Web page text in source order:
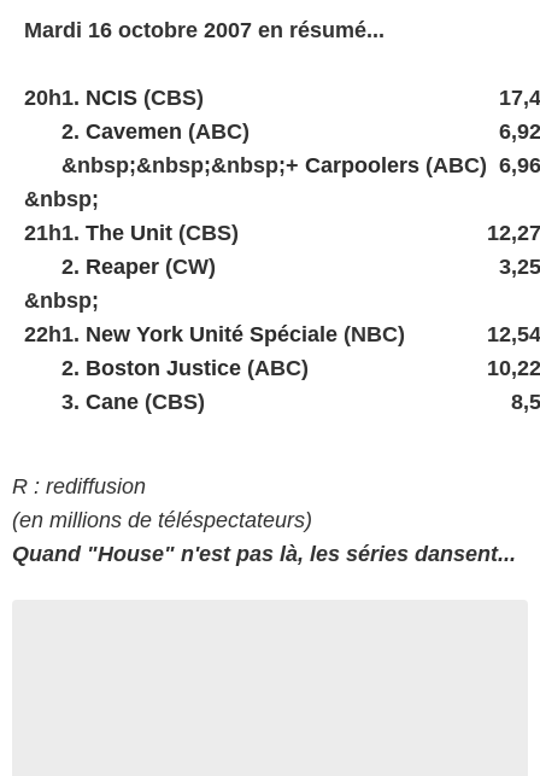
Mardi 16 octobre 2007 en résumé...
20h1. NCIS (CBS)
17,4
2. Cavemen (ABC)
6,92
&nbsp;&nbsp;&nbsp;+ Carpoolers (ABC) 6,96
&nbsp;
21h1. The Unit (CBS)
12,27
2. Reaper (CW)
3,25
&nbsp;
22h1. New York Unité Spéciale (NBC)
12,54
2. Boston Justice (ABC)
10,22
3. Cane (CBS) 8,5
R : rediffusion
(en millions de téléspectateurs)
Quand "House" n'est pas là, les séries dansent...